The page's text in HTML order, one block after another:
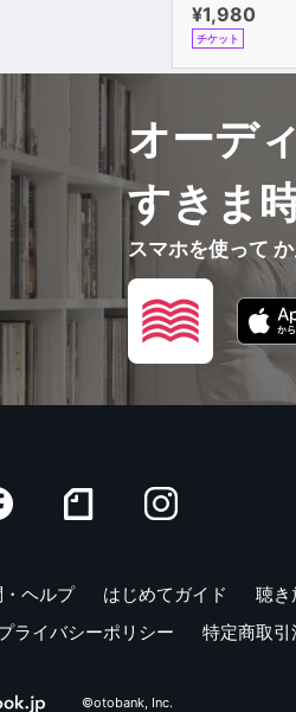
¥1,980
チケット
オーデ
すきま
スマホを使って
ヘルプ はじめてガイド 聴き
ライバシーポリシー 特定商取
©otobank, Inc.